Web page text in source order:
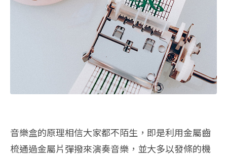
音樂盒的原理相信大家都不陌生，即是利用金屬齒
梳通過金屬片彈撥來演奏音樂，並大多以發條的機